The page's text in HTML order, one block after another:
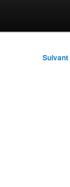
Suivant